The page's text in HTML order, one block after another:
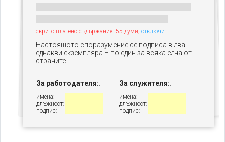
скрито платено съдържание: 55 думи; отключи
Настоящото споразумение се подписа в два
еднакви екземпляра – по един за всяка една от
страните.
За работодателя:: За служителя::
имена:
длъжност:
подпис:
имена:
длъжност:
подпис: